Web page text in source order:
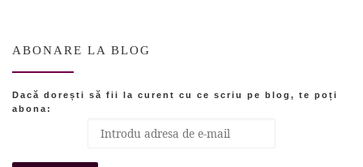
ABONARE LA BLOG
Dacă dorești să fii la curent cu ce scriu pe blog, te poți
abona: